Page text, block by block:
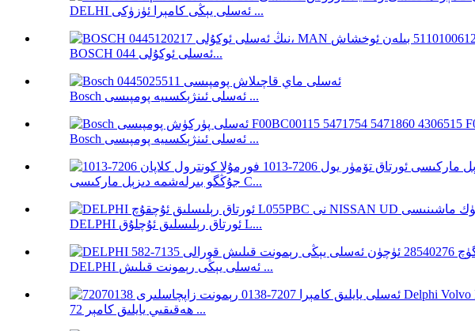
DELHI ئەسلى يېڭى كامېرا ئۈزۈكى ...
BOSCH ئەسلى ئوكۇلى 044...
Bosch ئەسلى ئىنژېكسىيە پومپىسى ...
Bosch ئەسلى ئىنژېكسىيە پومپىسى ...
جۇڭگو بىرلەشمە دىزېل ماركىسى C...
DELPHI ئورتاق رېلىسلىق ئۇچلۇق L...
DELPHI ئەسلى يېڭى رېمونت قىلىش ...
ھەقىقىي يايلىق كامېر 72 ...